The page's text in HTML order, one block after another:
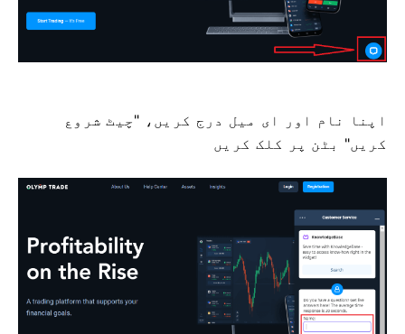
اپنا نام اور ای میل درج کریں، "چیٹ شروع
کریں" بٹن پر کلک کریں